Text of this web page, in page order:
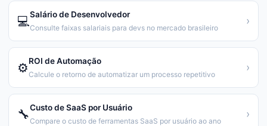
💻Salário de Desenvolvedor
Consulte faixas salariais para devs no mercado brasileiro
›
⚙️ROI de Automação
Calcule o retorno de automatizar um processo repetitivo
›
🔧Custo de SaaS por Usuário
Compare o custo de ferramentas SaaS por usuário ao ano
›